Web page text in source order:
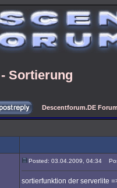
Sortierung
Descentforum.DE
Posted: 03.04.2009, 04:34
sortierfunktion der serverlite